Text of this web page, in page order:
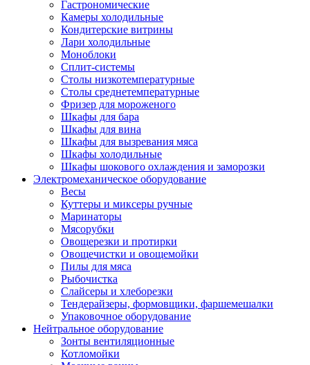
Гастрономические
Камеры холодильные
Кондитерские витрины
Лари холодильные
Моноблоки
Сплит-системы
Столы низкотемпературные
Столы среднетемпературные
Фризер для мороженого
Шкафы для бара
Шкафы для вина
Шкафы для вызревания мяса
Шкафы холодильные
Шкафы шокового охлаждения и заморозки
Электромеханическое оборудование
Весы
Куттеры и миксеры ручные
Маринаторы
Мясорубки
Овощерезки и протирки
Овощечистки и овощемойки
Пилы для мяса
Рыбочистка
Слайсеры и хлеборезки
Тендерайзеры, формовщики, фаршемешалки
Упаковочное оборудование
Нейтральное оборудование
Зонты вентиляционные
Котломойки